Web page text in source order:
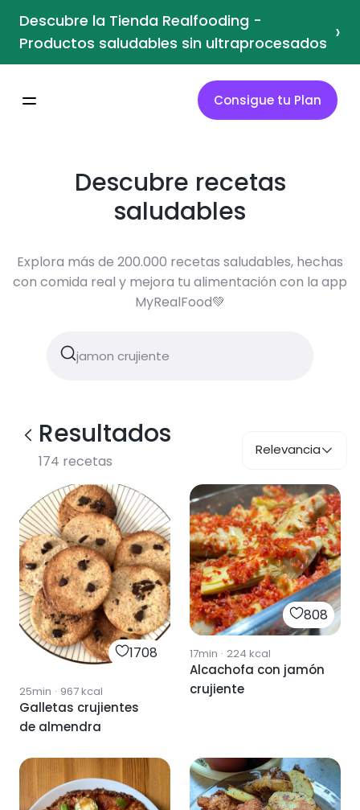
Descubre la Tienda Realfooding -
Productos saludables sin ultraprocesados ›
Consigue tu Plan
Descubre recetas
saludables
Explora más de 200.000 recetas saludables, hechas
con comida real y mejora tu alimentación con la app
MyRealFood💚
Resultados
174 recetas
Relevancia
1708
25min · 967kcal
Galletas crujientes
de almendra
808
17min · 224 kcal
Alcachofa con jamón
crujiente